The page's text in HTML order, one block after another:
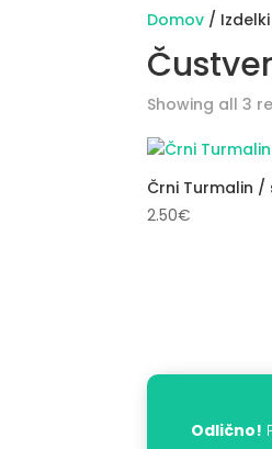
Domov /
Showing all 3
Črni Turmalin
2.50€
Odlično!